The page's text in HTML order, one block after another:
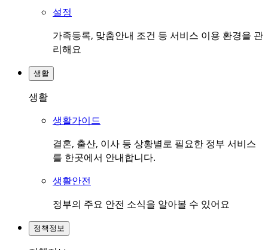
설정
가족등록, 맞춤안내 조건 등 서비스 이용 환경을 관
리해요
생활
생활
생활가이드
결혼, 출산, 이사 등 상황별로 필요한 정부 서비스
를 한곳에서 안내합니다.
생활안전
정부의 주요 안전 소식을 알아볼 수 있어요
정책정보